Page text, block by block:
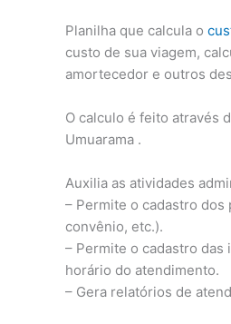
Planilha que calcula o
custo de sua viagem,
amortecedor e outros
O calculo é feito através
Umuarama .
Auxilia as atividades
– Permite o cadastro
convênio, etc.).
– Permite o cadastro das
horário do atendimento.
– Gera relatórios de